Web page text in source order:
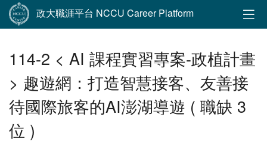
政大職涯平台 NCCU Career Platform
114-2 < AI 課程實習專案-政植計畫
> 趣遊網：打造智慧接客、友善接
待國際旅客的AI澎湖導遊 ( 職缺 3
位 )